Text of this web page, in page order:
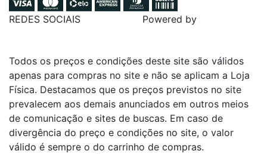
REDES SOCIAIS Powered by
Todos os preços e condições deste site são válidos
apenas para compras no site e não se aplicam a Loja
Física. Destacamos que os preços previstos no site
prevalecem aos demais anunciados em outros meios
de comunicação e sites de buscas. Em caso de
divergência do preço e condições no site, o valor
válido é sempre o do carrinho de compras.